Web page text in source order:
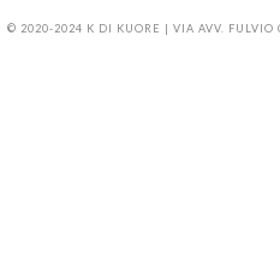
© 2020-2024 K DI KUORE | VIA AVV.